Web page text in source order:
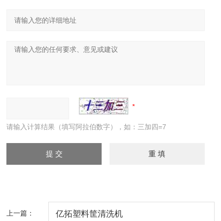
请输入计算结果（填写阿拉伯数字），如：三加四=7
上一篇： 亿拓塑料筐清洗机